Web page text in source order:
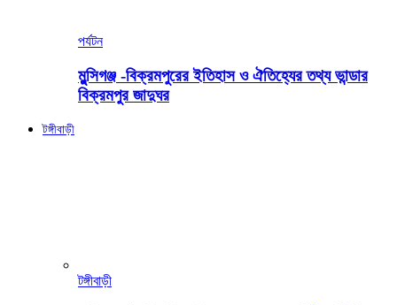
পর্যটন
মুন্সিগঞ্জ -বিক্রমপুরের ইতিহাস ও ঐতিহ্যের তথ্য ভান্ডার
বিক্রমপুর জাদুঘর
টঙ্গীবাড়ী
টঙ্গীবাড়ী